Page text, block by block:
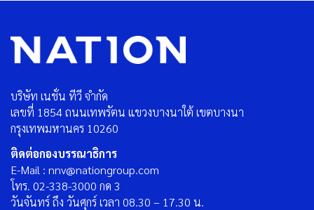
บริษัท เนชั่น ทีวี จำกัด
เลขที่ 1854 ถนนเทพรัตน แขวงบางนาใต้ เขตบางนา
กรุงเทพมหานคร 10260
ติดต่อกองบรรณาธิการ
E-Mail : nnv@nationgroup.com
โทร. 02-338-3000 กด 3
วันจันทร์ ถึง วันศุกร์ เวลา 08.30 – 17.30 น.